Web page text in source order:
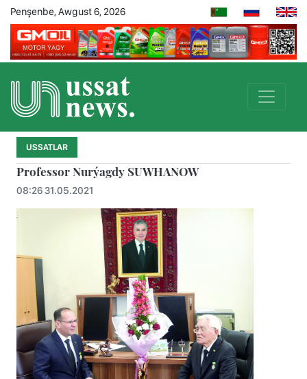
Penşenbe, Awgust 6, 2026
USSATLAR
Professor Nurýagdy SUWHANOW
08:26 31.05.2021